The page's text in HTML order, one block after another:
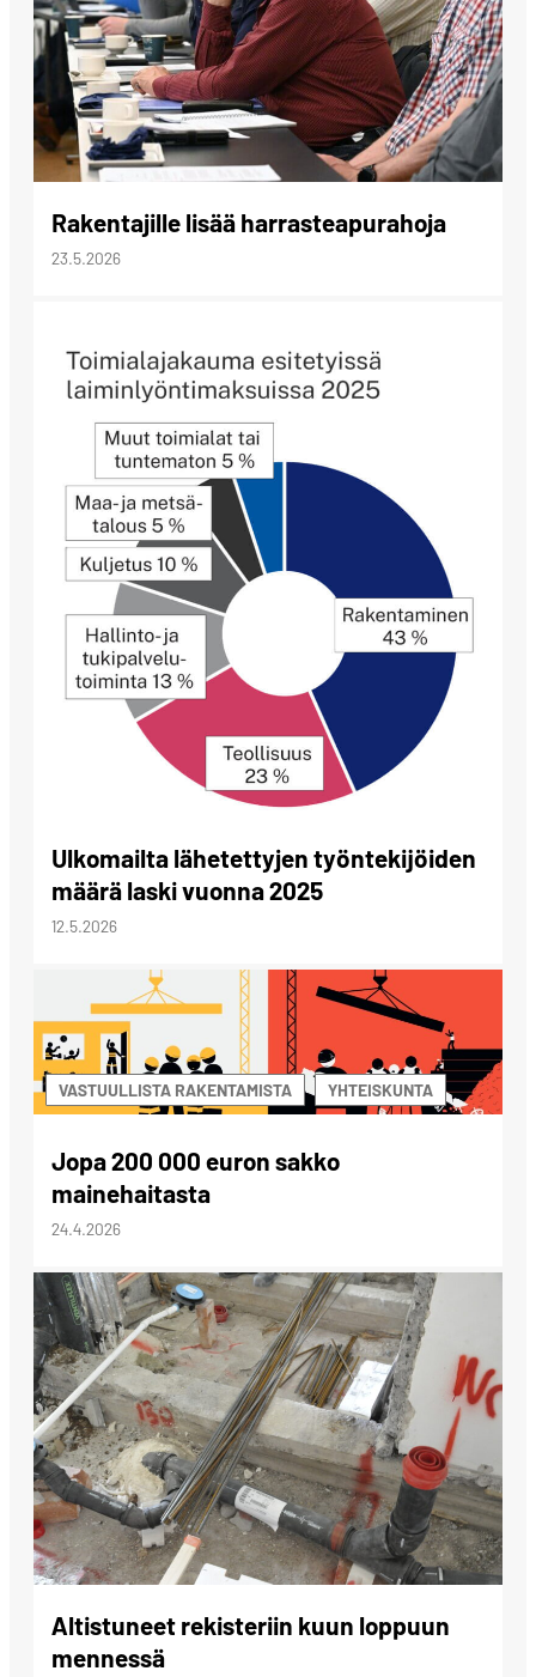
Rakentajille lisää harrasteapurahoja
23.5.2026
Ulkomailta lähetettyjen työntekijöiden
määrä laski vuonna 2025
12.5.2026
VASTUULLISTA RAKENTAMISTA YHTEISKUNTA
Jopa 200 000 euron sakko
mainehaitasta
24.4.2026
Altistuneet rekisteriin kuun loppuun
mennessä